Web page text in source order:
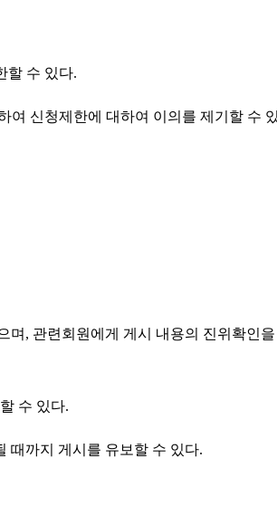
할 수 있다.
신청제한에 대하여 이의를 제기할 수
, 관련회원에게 게시 내용의 진위확인
수 있다.
때까지 게시를 유보할 수 있다.